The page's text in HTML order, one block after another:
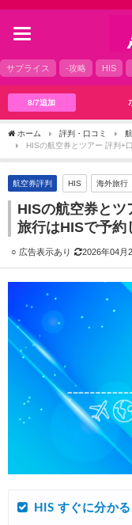
toggle
サプライス -攻略 HIS
8/7追加
ホーム 評判・口コミ
HISの航空券とツアー 評判+
航空券評判 HIS 海外旅行
HISの航空券とツ
旅行はHISで予約
2026年04月
HIS すぐに分か